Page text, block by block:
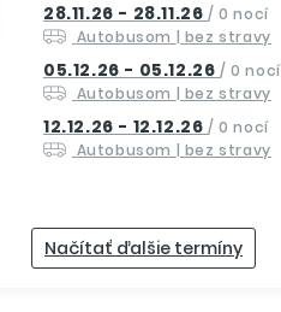
28.11.26 - 28.11.26 / 0 nocí
Autobusom | bez stravy
05.12.26 - 05.12.26 / 0 nocí
Autobusom | bez stravy
12.12.26 - 12.12.26 / 0 nocí
Autobusom | bez stravy
Načítať ďalšie termíny